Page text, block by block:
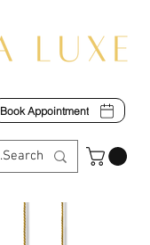
Book Appointment